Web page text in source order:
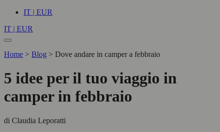
IT | EUR
IT | EUR
Home > Blog > Dove andare in camper a febbraio
5 idee per il tuo viaggio in
camper in febbraio
di Claudia Leporatti